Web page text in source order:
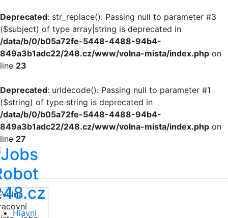
Deprecated: str_replace(): Passing null to parameter #3
($subject) of type array|string is deprecated in
/data/b/0/b05a72fe-5448-4488-94b4-
849a3b1adc22/248.cz/www/volna-mista/index.php on
line 23
Deprecated: urldecode(): Passing null to parameter #1
($string) of type string is deprecated in
/data/b/0/b05a72fe-5448-4488-94b4-
849a3b1adc22/248.cz/www/volna-mista/index.php on
line 27
Hlavni